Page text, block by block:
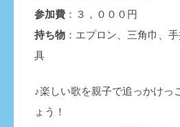
参加費 ：３，０００円
持ち物 ：エプロン、三角巾、
具
♪楽しい歌を親子で追っかけっ
ょう！